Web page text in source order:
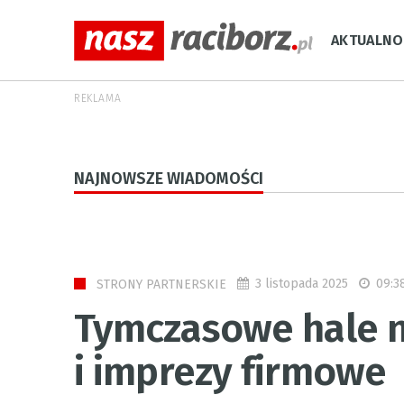
REKLAMA
NAJNOWSZE WIADOMOŚCI
STRONY PARTNERSKIE 3 listopada 2025
Tymczasowe hale
i imprezy firmowe